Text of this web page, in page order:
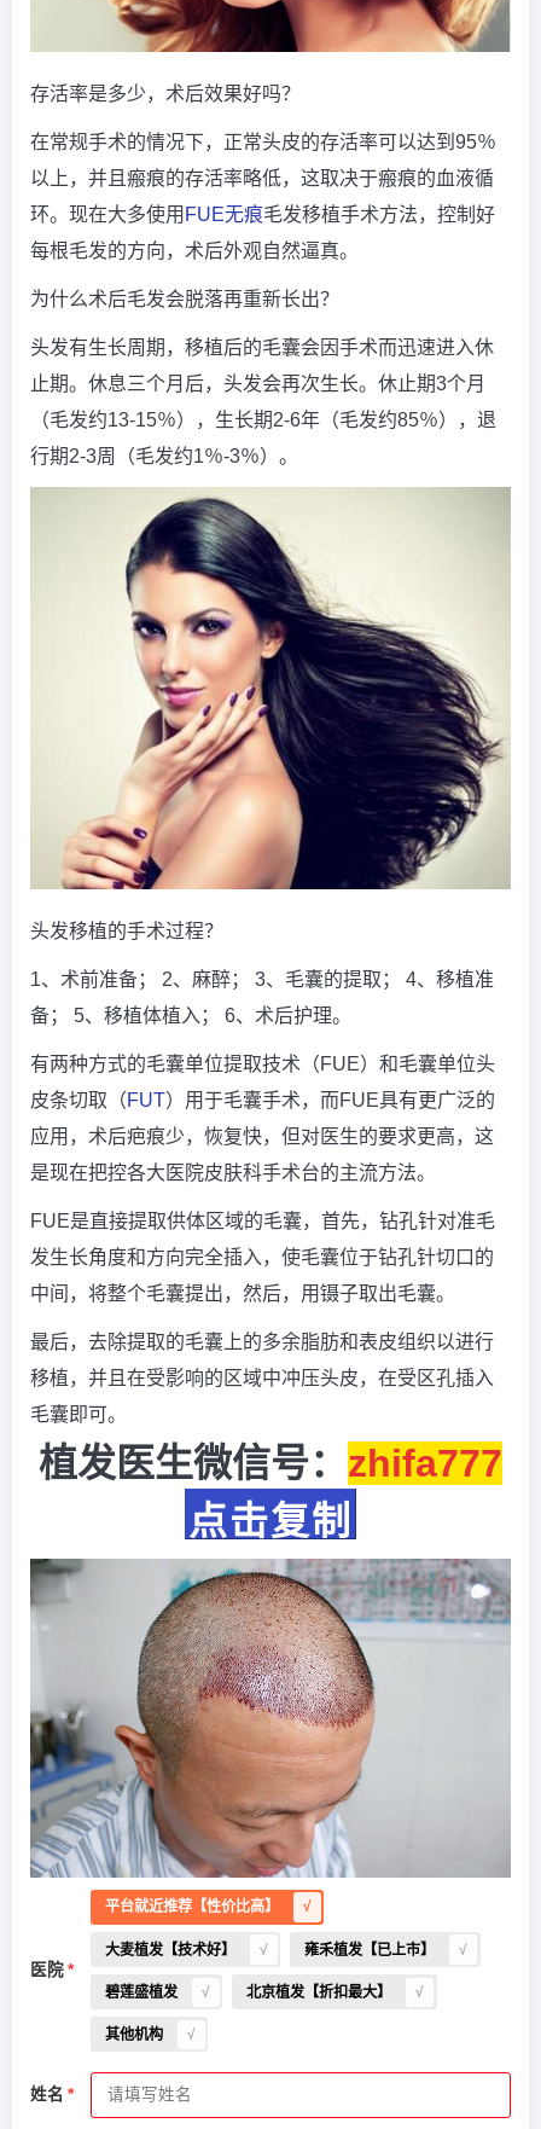
存活率是多少，术后效果好吗？
在常规手术的情况下，正常头皮的存活率可以达到95％
以上，并且瘢痕的存活率略低，这取决于瘢痕的血液循
环。现在大多使用 FUE无痕毛发移植手术方法，控制好
每根毛发的方向，术后外观自然逼真。
为什么术后毛发会脱落再重新长出？
头发有生长周期，移植后的毛囊会因手术而迅速进入休
止期。休息三个月后，头发会再次生长。休止期3个月
（毛发约13-15％），生长期2-6年（毛发约85％），退
行期2-3周（毛发约1％-3％）。
头发移植的手术过程？
1、术前准备； 2、麻醉； 3、毛囊的提取； 4、移植准
备； 5、移植体植入； 6、术后护理。
有两种方式的毛囊单位提取技术（FUE）和毛囊单位头
皮条切取（FUT）用于毛囊手术，而FUE具有更广泛的
应用，术后疤痕少，恢复快，但对医生的要求更高，这
是现在把控各大医院皮肤科手术台的主流方法。
FUE是直接提取供体区域的毛囊，首先，钻孔针对准毛
发生长角度和方向完全插入，使毛囊位于钻孔针切口的
中间，将整个毛囊提出，然后，用镊子取出毛囊。
最后，去除提取的毛囊上的多余脂肪和表皮组织以进行
移植，并且在受影响的区域中冲压头皮，在受区孔插入
毛囊即可。
植发医生微信号： zhifa777
点击复制
医院
平台就近推荐【性价比高】
大麦植发【技术好】 雍禾植发【已上市】
碧莲盛植发 北京植发【折扣最大】
其他机构
姓名